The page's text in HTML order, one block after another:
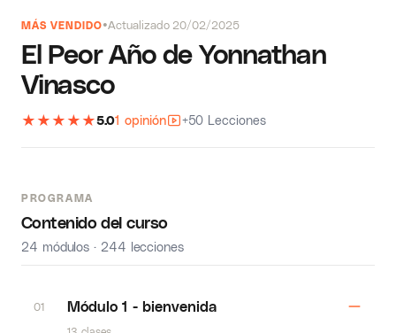
MÁS VENDIDO Actualizado 20/02/2025
El Peor Año de Yonnathan
Vinasco
★ ★ ★ ★ ★5.01 opinión +50 Lecciones
PROGRAMA
Contenido del curso
24 módulos · 244 lecciones
01 Módulo 1 - bienvenida